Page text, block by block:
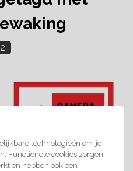
technologieën om je
Functionele cookies zorgen
en hebben ook een
2